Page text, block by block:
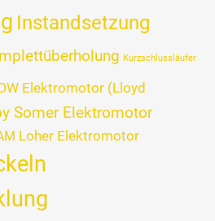
Instandsetzung
Kurzschlussläufer
Elektromotor (Lloyd
Somer Elektromotor
Loher Elektromotor